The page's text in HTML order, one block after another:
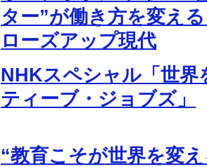
ター”が働き方を変え
ローズアップ現代
NHKスペシャル「世界
ティーブ・ジョブズ」
“教育こそが世界を変